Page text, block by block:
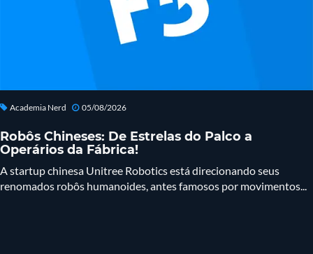
Academia Nerd 05/08/2026
Robôs Chineses: De Estrelas do Palco a
Operários da Fábrica!
A startup chinesa Unitree Robotics está direcionando seus
renomados robôs humanoides, antes famosos por movimentos...